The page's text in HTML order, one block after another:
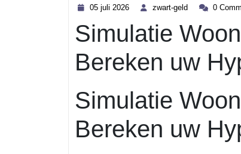
05 juli 2026
2026
zwart-geld
zwart- 0
Simulatie
Bereken uw
Simulatie
Bereken uw